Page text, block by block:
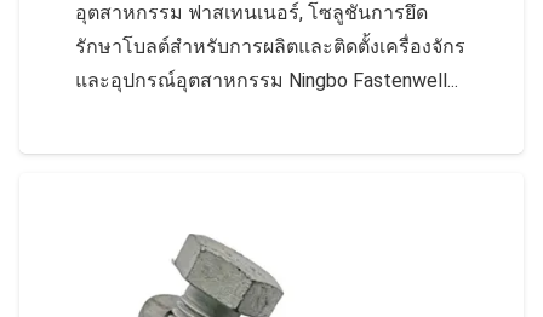
อุตสาหกรรม ฟาสเทนเนอร์, โซลูชันการยึด
รักษาโบลต์สำหรับการผลิตและติดตั้งเครื่องจักร
และอุปกรณ์อุตสาหกรรม Ningbo Fastenwell...